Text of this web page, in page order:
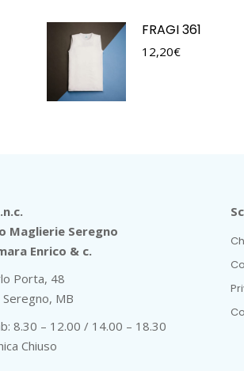
FRAGI 361
12,20€
Maglierie Seregno
Enrico & c.
Porta, 48
MB
8.30 – 12.00 / 14.00 – 18.30
Chiuso